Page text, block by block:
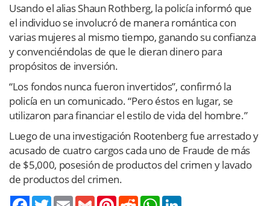
Usando el alias Shaun Rothberg, la policía informó que
el individuo se involucró de manera romántica con
varias mujeres al mismo tiempo, ganando su confianza
y convenciéndolas de que le dieran dinero para
propósitos de inversión.
“Los fondos nunca fueron invertidos”, confirmó la
policía en un comunicado. “Pero éstos en lugar, se
utilizaron para financiar el estilo de vida del hombre.”
Luego de una investigación Rootenberg fue arrestado y
acusado de cuatro cargos cada uno de Fraude de más
de $5,000, posesión de productos del crimen y lavado
de productos del crimen.
TwitterEmail Gmail PinterestReddit WhatsApp